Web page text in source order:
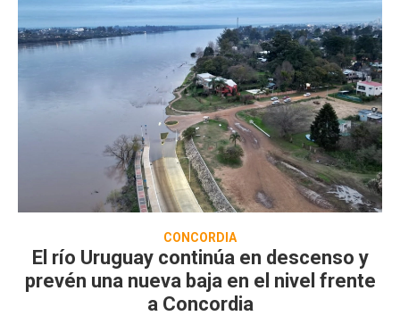
CONCORDIA
El río Uruguay continúa en descenso y
prevén una nueva baja en el nivel frente
a Concordia